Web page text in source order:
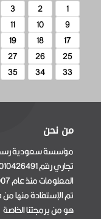
1
2
3
9
10
11
17
18
19
25
26
27
33
34
35
من نحن
مؤسسة سعودية
هو من برمجتنا الخاصة